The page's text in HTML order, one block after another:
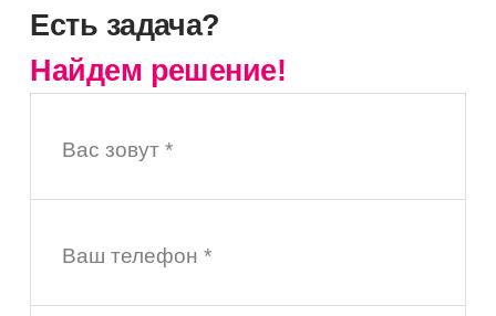
Есть задача?
Найдем решение!
Вас зовут *
Ваш телефон *